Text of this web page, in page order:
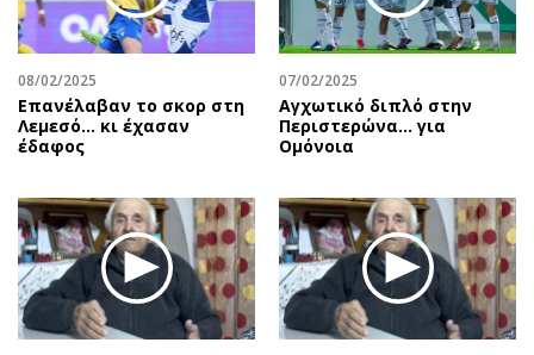
08/02/2025
Επανέλαβαν το σκορ στη
Λεμεσό… κι έχασαν
έδαφος
07/02/2025
Αγχωτικό διπλό στην
Περιστερώνα… για
Ομόνοια